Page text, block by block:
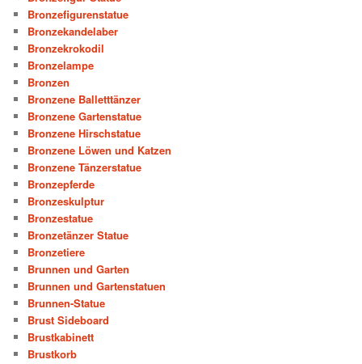
Bronzefigurenstatue
Bronzekandelaber
Bronzekrokodil
Bronzelampe
Bronzen
Bronzene Balletttänzer
Bronzene Gartenstatue
Bronzene Hirschstatue
Bronzene Löwen und Katzen
Bronzene Tänzerstatue
Bronzepferde
Bronzeskulptur
Bronzestatue
Bronzetänzer Statue
Bronzetiere
Brunnen und Garten
Brunnen und Gartenstatuen
Brunnen-Statue
Brust Sideboard
Brustkabinett
Brustkorb